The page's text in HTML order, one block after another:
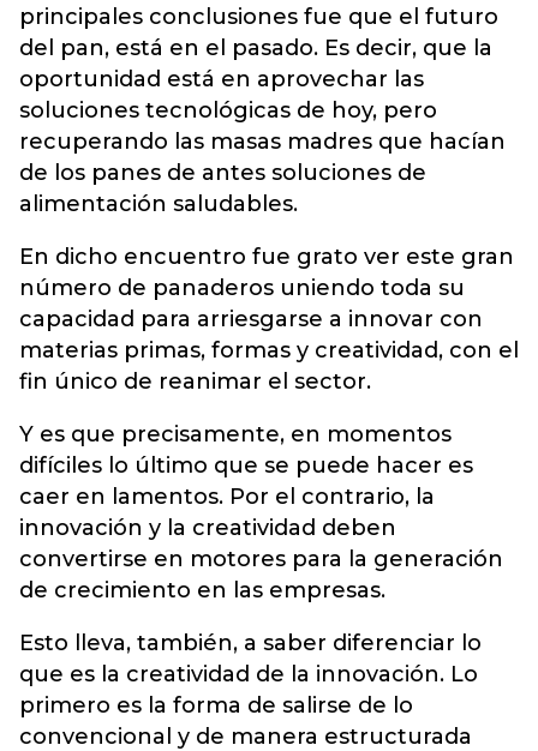
principales conclusiones fue que el futuro
del pan, está en el pasado. Es decir, que la
oportunidad está en aprovechar las
soluciones tecnológicas de hoy, pero
recuperando las masas madres que hacían
de los panes de antes soluciones de
alimentación saludables.
En dicho encuentro fue grato ver este gran
número de panaderos uniendo toda su
capacidad para arriesgarse a innovar con
materias primas, formas y creatividad, con el
fin único de reanimar el sector.
Y es que precisamente, en momentos
difíciles lo último que se puede hacer es
caer en lamentos. Por el contrario, la
innovación y la creatividad deben
convertirse en motores para la generación
de crecimiento en las empresas.
Esto lleva, también, a saber diferenciar lo
que es la creatividad de la innovación. Lo
primero es la forma de salirse de lo
convencional y de manera estructurada